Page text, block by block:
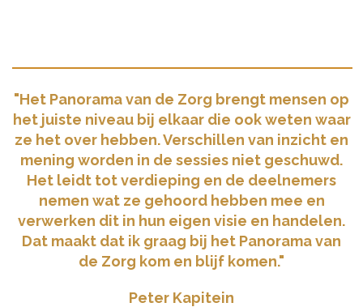
"Het Panorama van de Zorg brengt mensen op
het juiste niveau bij elkaar die ook weten waar
ze het over hebben. Verschillen van inzicht en
mening worden in de sessies niet geschuwd.
Het leidt tot verdieping en de deelnemers
nemen wat ze gehoord hebben mee en
verwerken dit in hun eigen visie en handelen.
Dat maakt dat ik graag bij het Panorama van
de Zorg kom en blijf komen."
Peter Kapitein